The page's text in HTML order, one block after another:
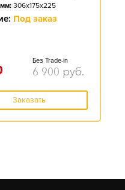
306x175x225
Под заказ
Без Trade-in
6 900 руб.
Заказать